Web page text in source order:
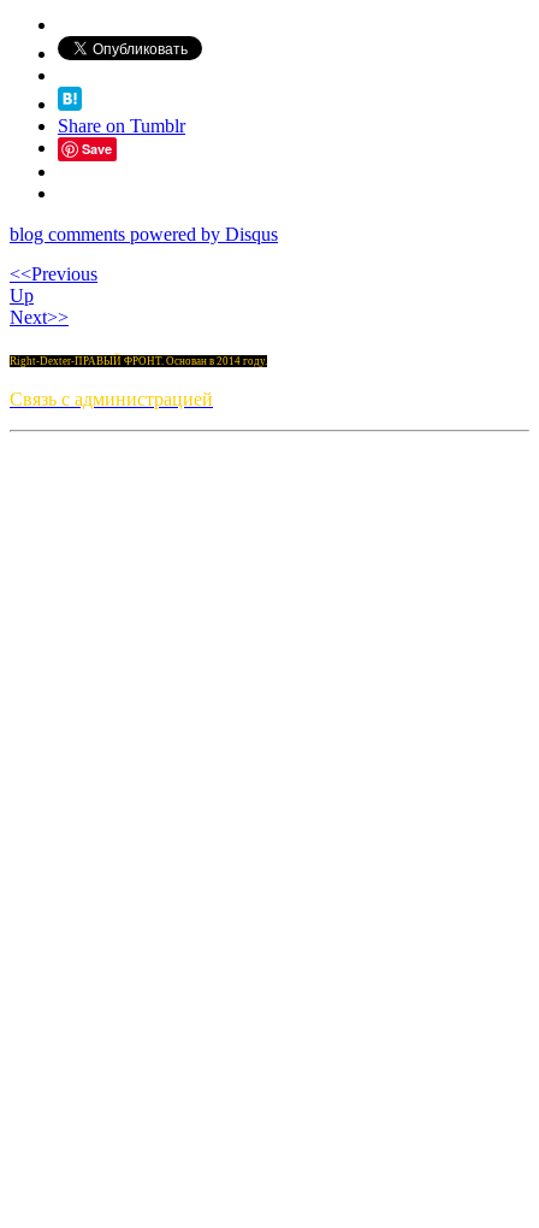
Share on Tumblr
Save
blog comments powered by Disqus
<<Previous
Up
Next>>
Right-Dexter-ПРАВЫЙ ФРОНТ. Основан в 2014 году.
Связь с администрацией